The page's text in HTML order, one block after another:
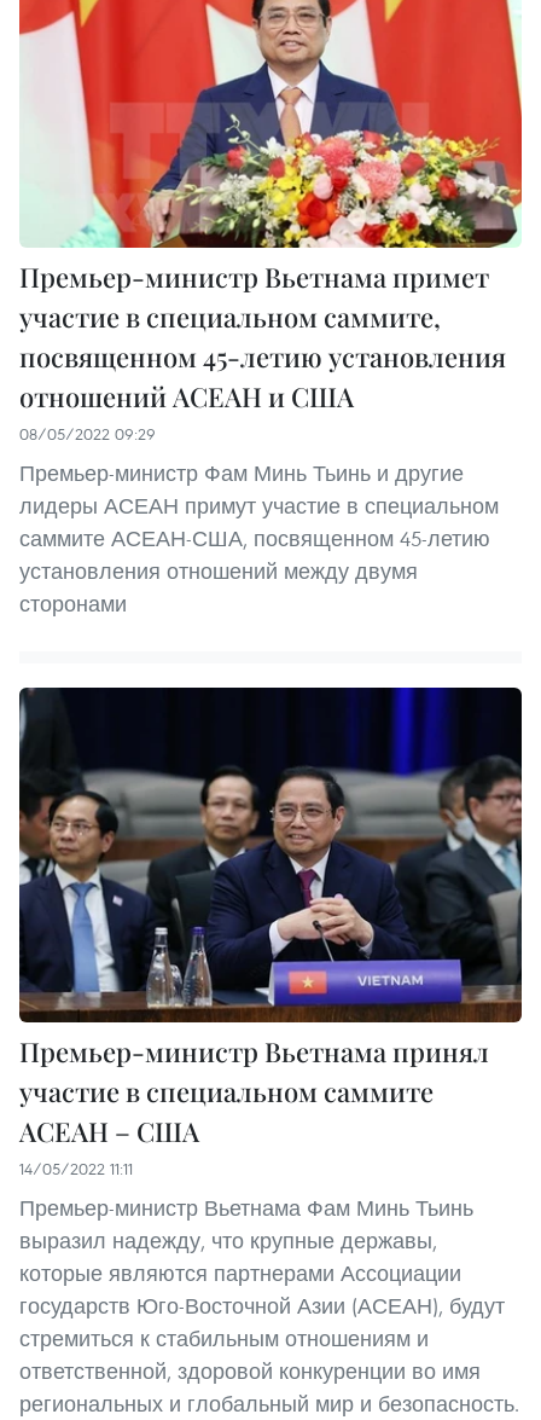
Премьер-министр Вьетнама примет
участие в специальном саммите,
посвященном 45-летию установления
отношений АСЕАН и США
08/05/2022 09:29
Премьер-министр Фам Минь Тьинь и другие
лидеры АСЕАН примут участие в специальном
саммите АСЕАН-США, посвященном 45-летию
установления отношений между двумя
сторонами
Премьер-министр Вьетнама принял
участие в специальном саммите
АСЕАН – США
14/05/2022 11:11
Премьер-министр Вьетнама Фам Минь Тьинь
выразил надежду, что крупные державы,
которые являются партнерами Ассоциации
государств Юго-Восточной Азии (АСЕАН), будут
стремиться к стабильным отношениям и
ответственной, здоровой конкуренции во имя
региональных и глобальный мир и безопасность.